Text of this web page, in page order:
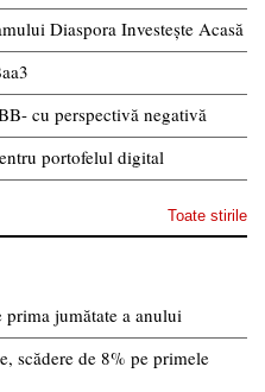
Diaspora Investește Acasă
cu perspectivă negativă
portofelul digital
Toate stirile
jumătate a anului
scădere de 8% pe primele